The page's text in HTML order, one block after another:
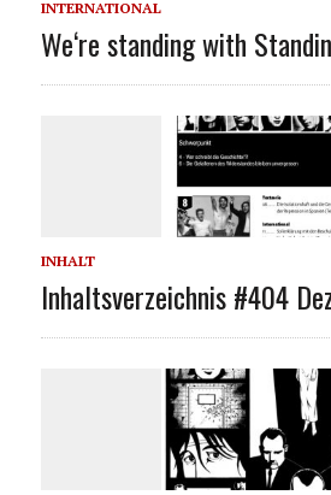
INTERNATIONAL
We‘re standing with
INHALT
Inhaltsverzeichnis #404